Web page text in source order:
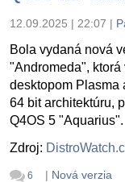
12.09.2025 | 22:07 |
Bola vydaná nová
"Andromeda",
desktopom Plasma
64 bit architektúru,
Q4OS 5 "Aquarius".
Zdroj:
6 | Nová verzia